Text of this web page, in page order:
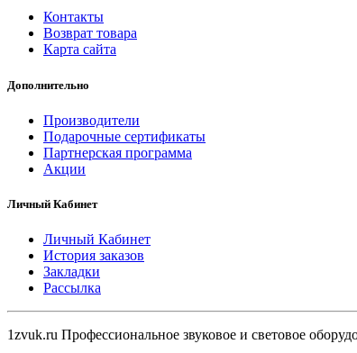
Контакты
Возврат товара
Карта сайта
Дополнительно
Производители
Подарочные сертификаты
Партнерская программа
Акции
Личный Кабинет
Личный Кабинет
История заказов
Закладки
Рассылка
1zvuk.ru Профессиональное звуковое и световое